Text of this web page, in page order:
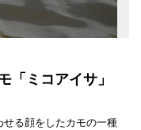
「ミコアイサ」
る顔をしたカモの一種